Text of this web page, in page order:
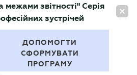
UA
межами звітності" Серія
зустрічей
ДОПОМОГТИ
СФОРМУВАТИ
ПРОГРАМУ